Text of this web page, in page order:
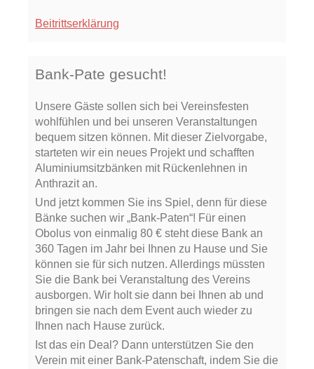
Beitrittserklärung
Bank-Pate gesucht!
Unsere Gäste sollen sich bei Vereinsfesten
wohlfühlen und bei unseren Veranstaltungen
bequem sitzen können. Mit dieser Zielvorgabe,
starteten wir ein neues Projekt und schafften
Aluminiumsitzbänken mit Rückenlehnen in
Anthrazit an.
Und jetzt kommen Sie ins Spiel, denn für diese
Bänke suchen wir „Bank-Paten“! Für einen
Obolus von einmalig 80 € steht diese Bank an
360 Tagen im Jahr bei Ihnen zu Hause und Sie
können sie für sich nutzen. Allerdings müssten
Sie die Bank bei Veranstaltung des Vereins
ausborgen. Wir holt sie dann bei Ihnen ab und
bringen sie nach dem Event auch wieder zu
Ihnen nach Hause zurück.
Ist das ein Deal? Dann unterstützen Sie den
Verein mit einer Bank-Patenschaft, indem Sie die